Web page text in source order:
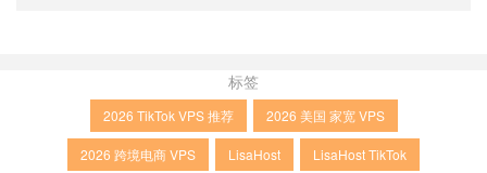
标签
2026 TikTok VPS 推荐 2026 美国 家宽 VPS
2026 跨境电商 VPS LisaHost LisaHost TikTok